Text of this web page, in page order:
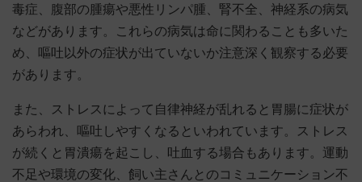
毒症、腹部の腫瘍や悪性リンパ腫、腎不全、神経系の病気
などがあります。これらの病気は命に関わることも多いた
め、嘔吐以外の症状が出ていないか注意深く観察する必要
があります。
また、ストレスによって自律神経が乱れると胃腸に症状が
あらわれ、嘔吐しやすくなるといわれています。ストレス
が続くと胃潰瘍を起こし、吐血する場合もあります。運動
不足や環境の変化、飼い主さんとのコミュニケーション不